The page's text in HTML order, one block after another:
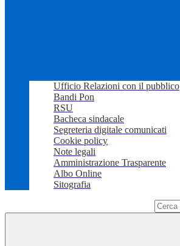
Ufficio Relazioni con il pubblico
Bandi Pon
RSU
Bacheca sindacale
Segreteria digitale comunicati
Cookie policy
Note legali
Amministrazione Trasparente
Albo Online
Sitografia